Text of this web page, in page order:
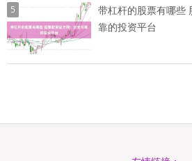
5
带杠杆的股票有哪些
靠的投资平台